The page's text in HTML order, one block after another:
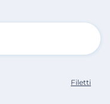
Filetti